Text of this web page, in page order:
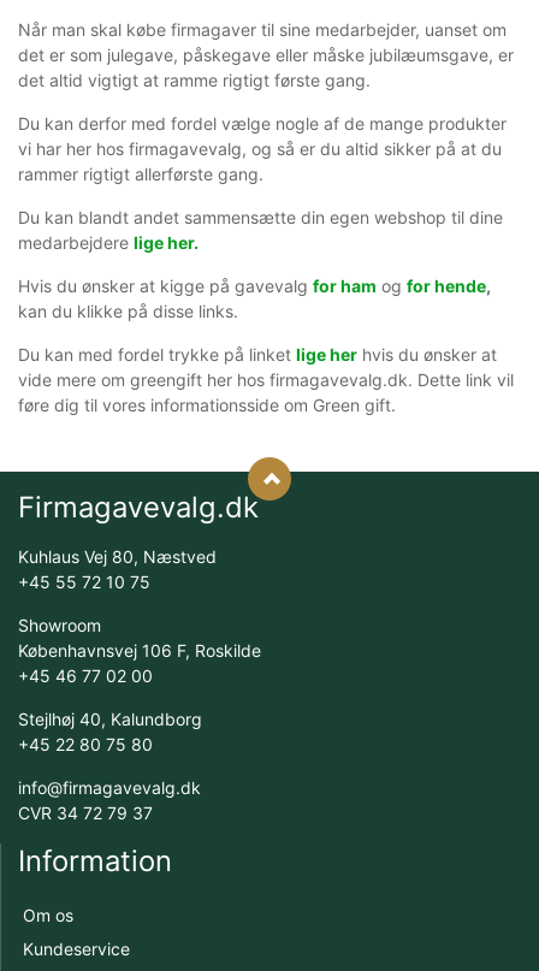
Når man skal købe firmagaver til sine medarbejder, uanset om
det er som julegave, påskegave eller måske jubilæumsgave, er
det altid vigtigt at ramme rigtigt første gang.
Du kan derfor med fordel vælge nogle af de mange produkter
vi har her hos firmagavevalg, og så er du altid sikker på at du
rammer rigtigt allerførste gang.
Du kan blandt andet sammensætte din egen webshop til dine
medarbejdere lige her.
Hvis du ønsker at kigge på gavevalg for ham og for hende,
kan du klikke på disse links.
Du kan med fordel trykke på linket lige her hvis du ønsker at
vide mere om greengift her hos firmagavevalg.dk. Dette link vil
føre dig til vores informationsside om Green gift.
Firmagavevalg.dk
Kuhlaus Vej 80, Næstved
+45 55 72 10 75
Showroom
Københavnsvej 106 F, Roskilde
+45 46 77 02 00
Stejlhøj 40, Kalundborg
+45 22 80 75 80
info@firmagavevalg.dk
CVR 34 72 79 37
Information
Om os
Kundeservice